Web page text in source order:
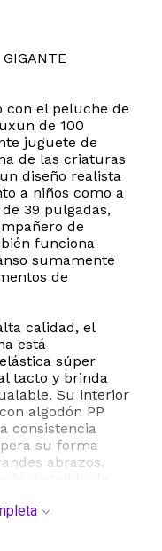
con el peluche de
de 100
juguete de
de las criaturas
diseño realista
a niños como a
39 pulgadas,
de
funciona
sumamente
de
calidad, el
está
súper
tacto y brinda
Su interior
algodón PP
consistencia
su forma
abrazos.
diario, evitando